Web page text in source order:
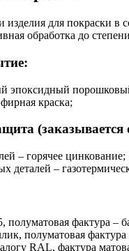
изделия для покраски
обработка до
эпоксидный
краска;
(заказывается
– горячее цинкование;
деталей –
фактура –
полуматовая
RAL, фактура